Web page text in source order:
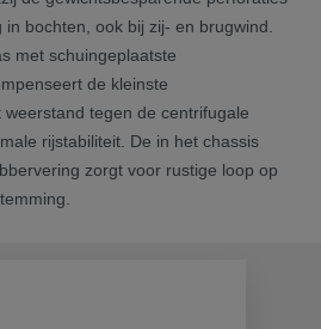
bochten, ook bij zij- en brugwind.
met schuingeplaatste
de kleinste
tegen de centrifugale
rijstabiliteit. De in het chassis
zorgt voor rustige loop op